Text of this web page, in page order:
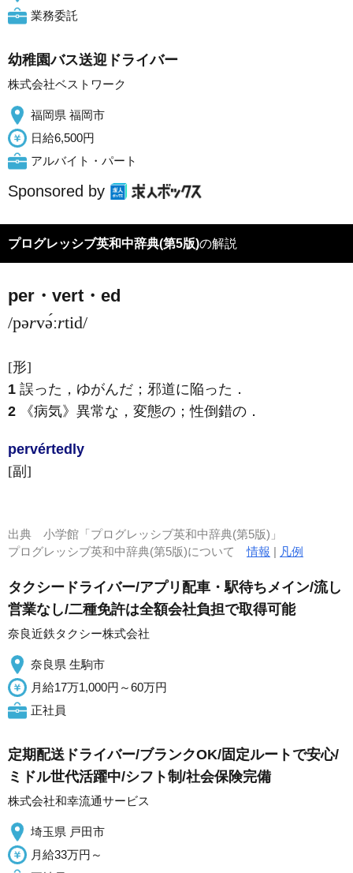
業務委託
幼稚園バス送迎ドライバー
株式会社ベストワーク
福岡県 福岡市
日給6,500円
アルバイト・パート
Sponsored by
プログレッシブ英和中辞典(第5版)の解説
per・vert・ed
/pərvə́ːrtid/
[形]
1 誤った，ゆがんだ；邪道に陥った ．
2
《病気》 異常な，変態の；性倒錯の ．
pervértedly
[副]
出典 小学館「プログレッシブ英和中辞典(第5版)」
プログレッシブ英和中辞典(第5版)について情報 | 凡例
タクシードライバー/アプリ配車・駅待ちメイン/流し
営業なし/二種免許は全額会社負担で取得可能
奈良近鉄タクシー株式会社
奈良県 生駒市
月給17万1,000円～60万円
正社員
定期配送ドライバー/ブランクOK/固定ルートで安心/
ミドル世代活躍中/シフト制/社会保険完備
株式会社和幸流通サービス
埼玉県 戸田市
月給33万円～